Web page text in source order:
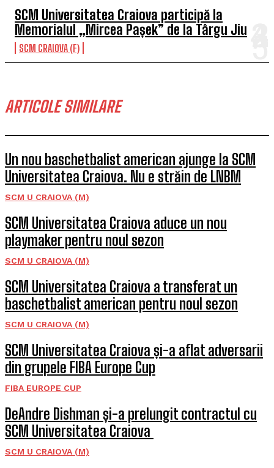
SCM Universitatea Craiova participă la
Memorialul „Mircea Pașek” de la Târgu Jiu
SCM CRAIOVA (F)
ARTICOLE SIMILARE
Un nou baschetbalist american ajunge la SCM
Universitatea Craiova. Nu e străin de LNBM
SCM U CRAIOVA (M)
SCM Universitatea Craiova aduce un nou
playmaker pentru noul sezon
SCM U CRAIOVA (M)
SCM Universitatea Craiova a transferat un
baschetbalist american pentru noul sezon
SCM U CRAIOVA (M)
SCM Universitatea Craiova și-a aflat adversarii
din grupele FIBA Europe Cup
FIBA EUROPE CUP
DeAndre Dishman și-a prelungit contractul cu
SCM Universitatea Craiova
SCM U CRAIOVA (M)